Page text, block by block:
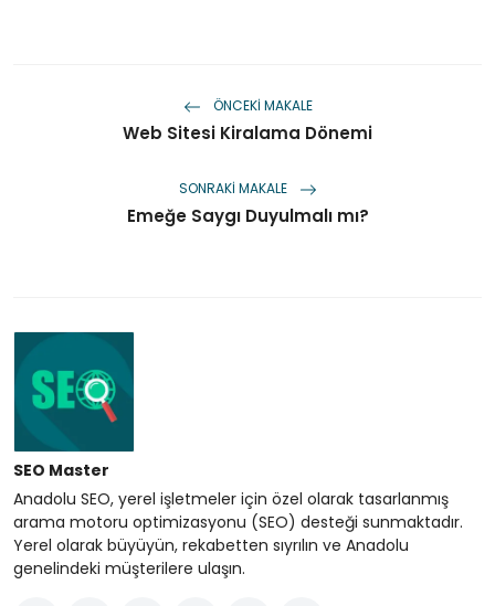
ÖNCEKI MAKALE
Web Sitesi Kiralama Dönemi
SONRAKI MAKALE
Emeğe Saygı Duyulmalı mı?
SEO Master
Anadolu SEO, yerel işletmeler için özel olarak tasarlanmış
arama motoru optimizasyonu (SEO) desteği sunmaktadır.
Yerel olarak büyüyün, rekabetten sıyrılın ve Anadolu
genelindeki müşterilere ulaşın.